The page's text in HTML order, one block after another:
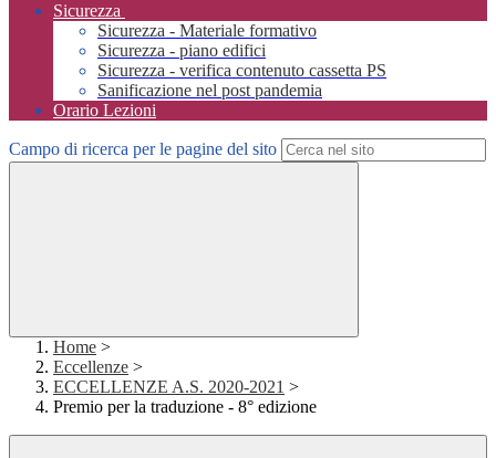
Sicurezza
Sicurezza - Materiale formativo
Sicurezza - piano edifici
Sicurezza - verifica contenuto cassetta PS
Sanificazione nel post pandemia
Orario Lezioni
Campo di ricerca per le pagine del sito
Home >
Eccellenze >
ECCELLENZE A.S. 2020-2021 >
Premio per la traduzione - 8° edizione